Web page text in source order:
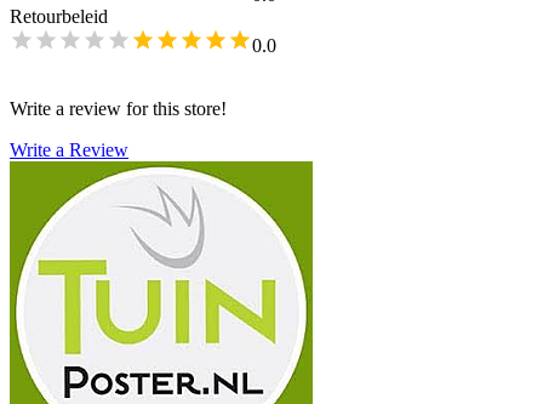
Retourbeleid
0.0
Write a review for this store!
Write a Review